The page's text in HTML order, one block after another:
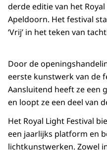
derde editie van het
Apeldoorn. Het festival
‘Vrij’ in het teken van
Door de
eerste kunstwerk van de
Aansluitend heeft ze een
en loopt ze een deel van
Het Royal Light Festival
een jaarlijks platform en
lichtkunstwerken. Zowel